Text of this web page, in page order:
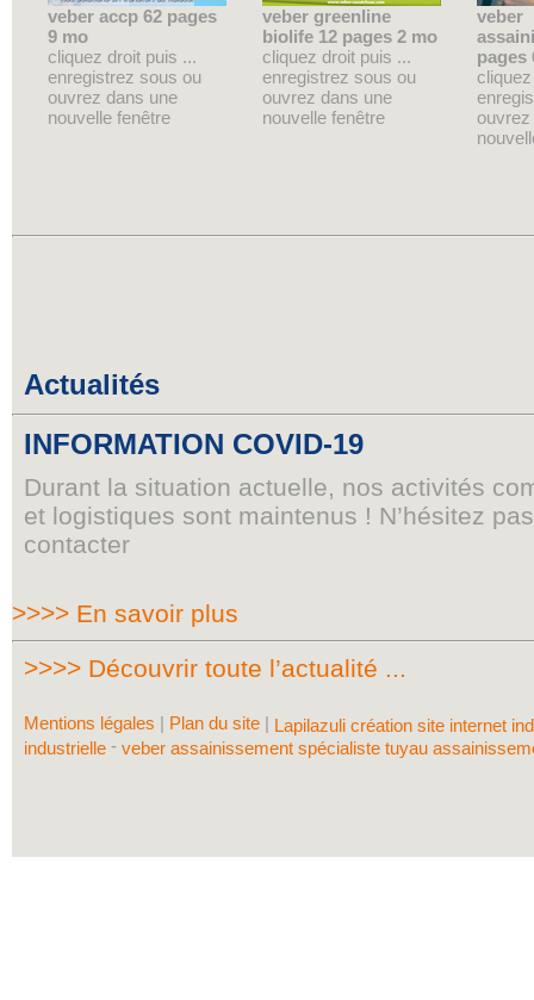
veber accp 62 pages
9 mo
cliquez droit puis ...
enregistrez sous ou
ouvrez dans une
nouvelle fenêtre
veber greenline
biolife 12 pages 2 mo
cliquez droit puis ...
enregistrez sous ou
ouvrez dans une
nouvelle fenêtre
veber
pages
ouvrez
Actualités
INFORMATION COVID-19
Durant la situation actuelle, nos activités
et logistiques sont maintenus ! N’hésitez
contacter
>>>> En savoir plus
>>>> Découvrir toute l’actualité ...
Mentions légales | Plan du site | Lapilazuli création site internet
industrielle - veber assainissement spécialiste tuyau